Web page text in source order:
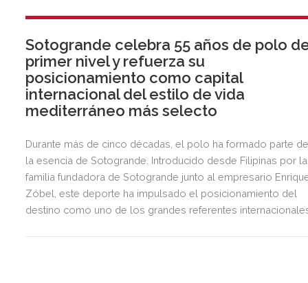
Sotogrande celebra 55 años de polo
primer nivel y refuerza su
posicionamiento como capital
internacional del estilo de vida
mediterráneo más selecto
Durante más de cinco décadas, el polo ha formado parte
la esencia de Sotogrande. Introducido desde Filipinas por la
familia fundadora de Sotogrande junto al empresario
Zóbel, este deporte ha impulsado el posicionamiento del
destino como uno de los grandes referentes